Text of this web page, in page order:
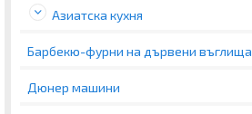
Азиатска кухня
Барбекю-фурни на дървени въглища
Дюнер машини